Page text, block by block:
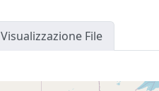
Visualizzazione File